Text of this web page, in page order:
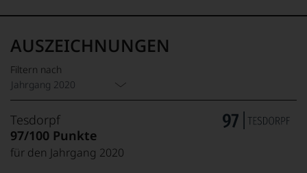
AUSZEICHNUNGEN
Filtern nach
Jahrgang 2020
Tesdorpf
97/100 Punkte
für den Jahrgang 2020